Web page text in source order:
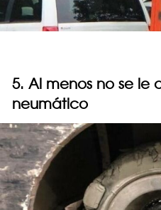
5. Al menos no se le
neumático